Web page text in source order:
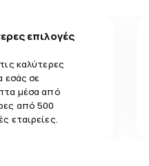
επιλογές
καλύτερες
εσάς σε
μέσα από
από 500
εταιρείες.